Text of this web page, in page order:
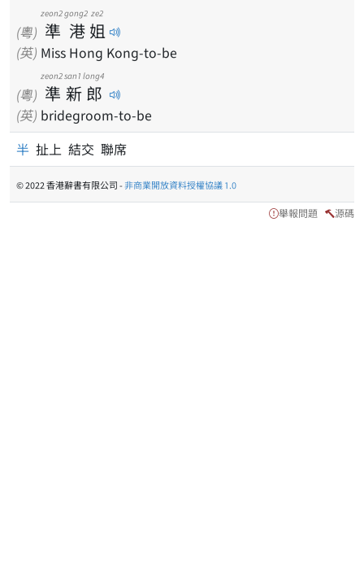
(粵) 準
zeon2
港
gong2
姐
ze2
(英) Miss Hong Kong-to-be
(粵) 準
zeon2
新
san1
郎
long4
(英) bridegroom-to-be
半 扯上 結交 聯席
© 2022 香港辭書有限公司 -非商業開放資料授權協議 1.0
舉報問題 源碼